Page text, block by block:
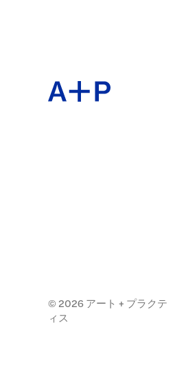
展
ア
普
© 2026 アート + プラクテ
ィス